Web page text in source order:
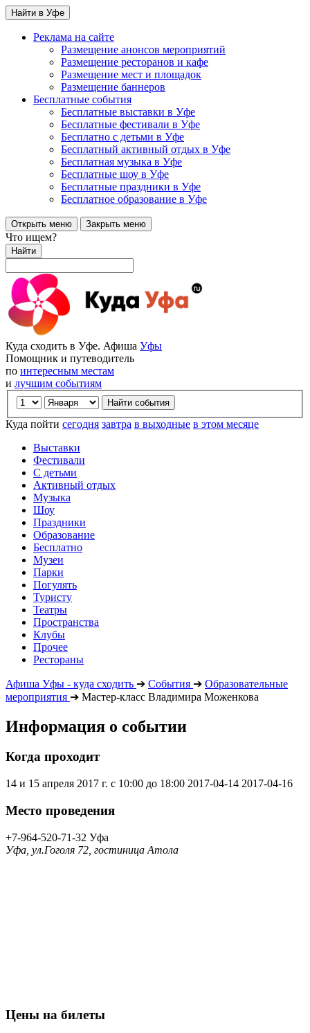
Найти в Уфе
Реклама на сайте
Размещение анонсов мероприятий
Размещение ресторанов и кафе
Размещение мест и площадок
Размещение баннеров
Бесплатные события
Бесплатные выставки в Уфе
Бесплатные фестивали в Уфе
Бесплатно с детьми в Уфе
Бесплатный активный отдых в Уфе
Бесплатная музыка в Уфе
Бесплатные шоу в Уфе
Бесплатные праздники в Уфе
Бесплатное образование в Уфе
Открыть меню Закрыть меню
Что ищем?
Найти
Куда сходить в Уфе. Афиша Уфы
Помощник и путеводитель
по интересным местам
и лучшим событиям
Куда пойти сегодня завтра в выходные в этом месяце
Выставки
Фестивали
С детьми
Активный отдых
Музыка
Шоу
Праздники
Образование
Бесплатно
Музеи
Парки
Погулять
Туристу
Театры
Пространства
Клубы
Прочее
Рестораны
Афиша Уфы - куда сходить ➔ События ➔ Образовательные
мероприятия ➔ Мастер-класс Владимира Моженкова
Информация о событии
Когда проходит
14 и 15 апреля 2017 г. с 10:00 до 18:00 2017-04-14 2017-04-16
Место проведения
+7-964-520-71-32 Уфа
Уфа, ул.Гоголя 72, гостиница Атола
Цены на билеты